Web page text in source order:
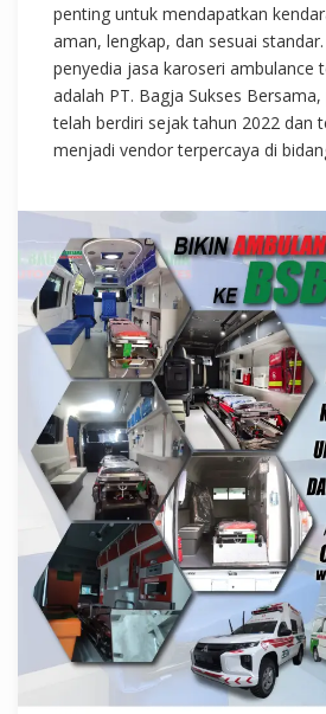
penting untuk mendapatkan
aman, lengkap, dan sesuai
penyedia jasa karoseri ambulance
adalah PT. Bagja Sukses
telah berdiri sejak tahun 2022 dan
menjadi vendor terpercaya di